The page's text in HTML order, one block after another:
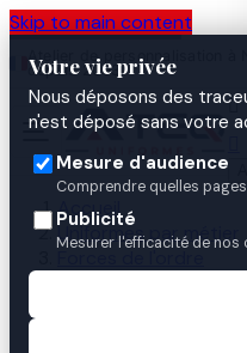
Skip to main content
Votre vie privée
Nous déposons des
n'est déposé sans votre
Mesure d'audience
Comprendre quelles
Publicité
Mesurer l'efficacité de
Atelier de personnalisation à
depuis 2003

Accueil
Uniformes par métier